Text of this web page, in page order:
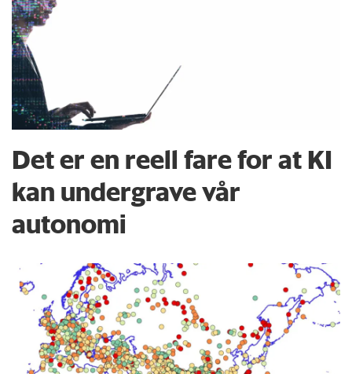
Det er en reell fare for at KI
kan undergrave vår
autonomi